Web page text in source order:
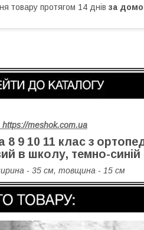
товару протягом 14 днів за
https://meshok.com.ua
8 9 10 11 клас з
в школу, темно-синій
- 35 см, товщина - 15 см